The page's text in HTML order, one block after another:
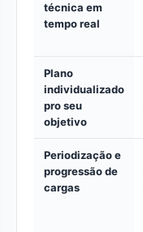
técnica em
tempo real
Plano
individualizado
pro seu
objetivo
Periodização e
progressão de
cargas